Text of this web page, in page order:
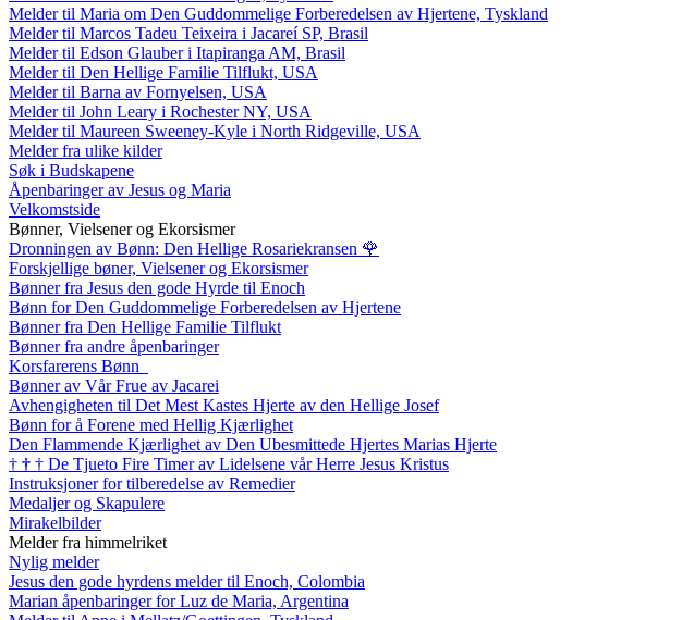
Melder til Maria om Den Guddommelige Forberedelsen av Hjertene, Tyskland
Melder til Marcos Tadeu Teixeira i Jacareí SP, Brasil
Melder til Edson Glauber i Itapiranga AM, Brasil
Melder til Den Hellige Familie Tilflukt, USA
Melder til Barna av Fornyelsen, USA
Melder til John Leary i Rochester NY, USA
Melder til Maureen Sweeney-Kyle i North Ridgeville, USA
Melder fra ulike kilder
Søk i Budskapene
Åpenbaringer av Jesus og Maria
Velkomstside
Bønner, Vielsener og Ekorsismer
Dronningen av Bønn: Den Hellige Rosariekransen 🌹
Forskjellige bøner, Vielsener og Ekorsismer
Bønner fra Jesus den gode Hyrde til Enoch
Bønn for Den Guddommelige Forberedelsen av Hjertene
Bønner fra Den Hellige Familie Tilflukt
Bønner fra andre åpenbaringer
Korsfarerens Bønn
Bønner av Vår Frue av Jacarei
Avhengigheten til Det Mest Kastes Hjerte av den Hellige Josef
Bønn for å Forene med Hellig Kjærlighet
Den Flammende Kjærlighet av Den Ubesmittede Hjertes Marias Hjerte
† † † De Tjueto Fire Timer av Lidelsene vår Herre Jesus Kristus
Instruksjoner for tilberedelse av Remedier
Medaljer og Skapulere
Mirakelbilder
Melder fra himmelriket
Nylig melder
Jesus den gode hyrdens melder til Enoch, Colombia
Marian åpenbaringer for Luz de Maria, Argentina